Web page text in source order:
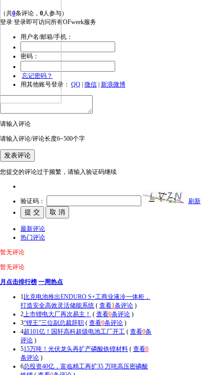
（共0条评论， 0人参与）
登录 登录即可访问所有OFweek服务
用户名/邮箱/手机：
密码：
忘记密码？
用其他账号登录： QQ 微信 新浪微博
请输入评论
请输入评论/评论长度6~500个字
您提交的评论过于频繁，请输入验证码继续
验证码： 刷新
最新评论
热门评论
暂无评论
暂无评论
月点击排行榜 一周热点
1比克电池推出ENDURO S+工商业液冷一体柜，
打造安全高效灵活储能系统 ( 查看1条评论 )
2上市锂电大厂再次易主！ ( 查看0条评论 )
3“锂王”三位副总裁辞职 ( 查看0条评论 )
4超101亿！国轩高科超级电池工厂开工 ( 查看0条
评论 )
515万吨！光伏龙头再扩产磷酸铁锂材料 ( 查看0
条评论 )
6总投资40亿，富临精工再扩35 万吨高压密磷酸